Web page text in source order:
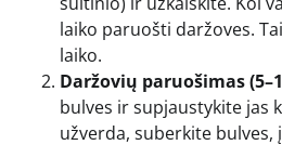
laiko paruošti daržoves.
laiko.
Daržovių paruošimas
bulves ir supjaustykite jas
užverda, suberkite